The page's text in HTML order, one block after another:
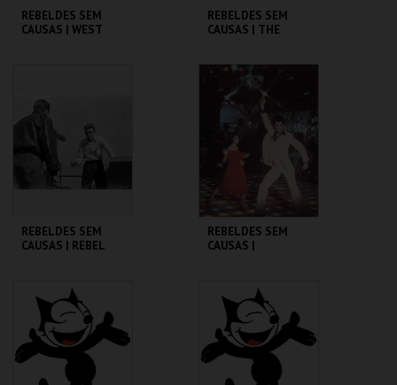
REBELDES SEM
CAUSAS | WEST
MAIS INFO
COMPRAR
REBELDES SEM
CAUSAS | THE
CINEMATECA
MAIS INFO
COMPRAR
REBELDES SEM
CAUSAS | REBEL
CINEMATECA
MAIS INFO
REBELDES SEM
CAUSAS |
CINEMATECA
MAIS INFO